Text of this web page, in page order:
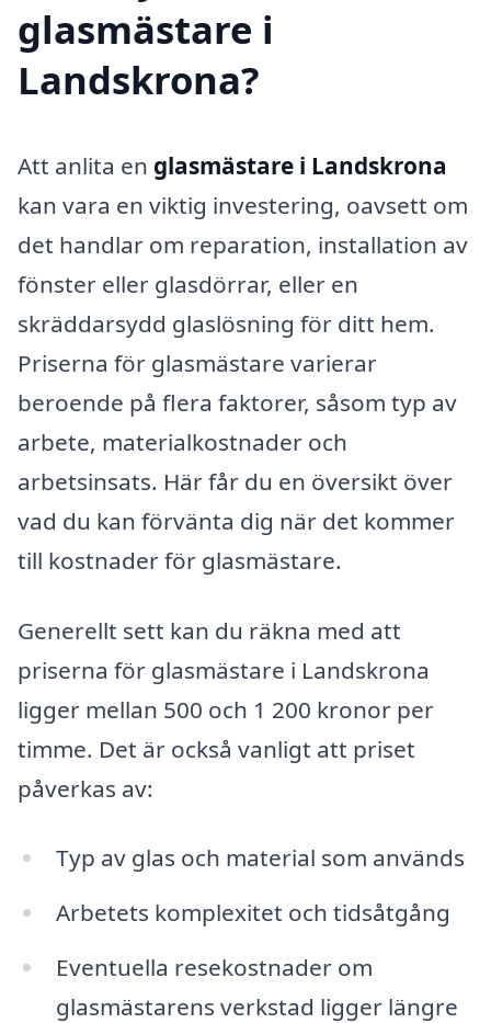
glasmästare i
Landskrona?
Att anlita en glasmästare i Landskrona
kan vara en viktig investering, oavsett om
det handlar om reparation, installation av
fönster eller glasdörrar, eller en
skräddarsydd glaslösning för ditt hem.
Priserna för glasmästare varierar
beroende på flera faktorer, såsom typ av
arbete, materialkostnader och
arbetsinsats. Här får du en översikt över
vad du kan förvänta dig när det kommer
till kostnader för glasmästare.
Generellt sett kan du räkna med att
priserna för glasmästare i Landskrona
ligger mellan 500 och 1 200 kronor per
timme. Det är också vanligt att priset
påverkas av:
Typ av glas och material som används
Arbetets komplexitet och tidsåtgång
Eventuella resekostnader om
glasmästarens verkstad ligger längre